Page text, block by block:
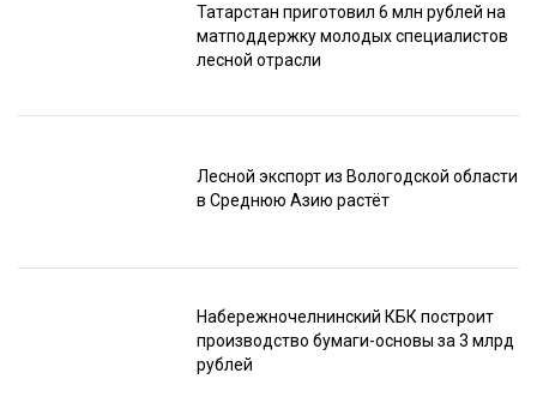
Татарстан приготовил 6 млн рублей на
матподдержку молодых специалистов
лесной отрасли
Лесной экспорт из Вологодской области
в Среднюю Азию растёт
Набережночелнинский КБК построит
производство бумаги-основы за 3 млрд
рублей